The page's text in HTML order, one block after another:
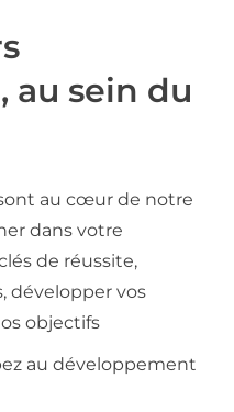
au sein du
au cœur de notre
dans votre
de réussite,
développer vos
objectifs
au développement